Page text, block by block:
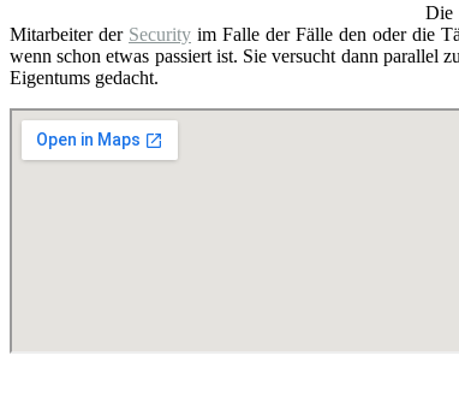
Die
Mitarbeiter der Security im Falle der Fälle den oder die
wenn schon etwas passiert ist. Sie versucht dann parallel
Eigentums gedacht.